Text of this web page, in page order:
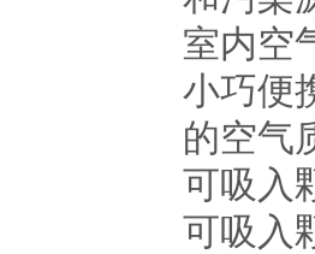
室内空
小巧便
的空气
可吸入
可吸入